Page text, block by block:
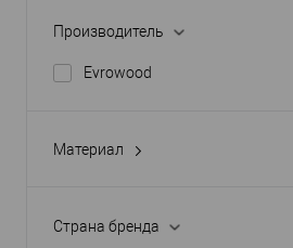
Производитель
Evrowood
Материал
Страна бренда